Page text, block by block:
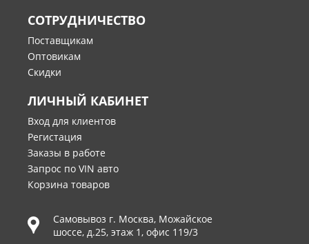
СОТРУДНИЧЕСТВО
Поставщикам
Оптовикам
Скидки
ЛИЧНЫЙ КАБИНЕТ
Вход для клиентов
Регистация
Заказы в работе
Запрос по VIN авто
Корзина товаров
Самовывоз г. Москва, Можайское
шоссе, д.25, этаж 1, офис 119/3